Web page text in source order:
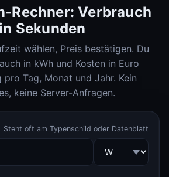
Rechner: Verbrauch
Sekunden
wählen, Preis bestätigen. Du
in kWh und Kosten in Euro
pro Tag, Monat und Jahr. Kein
keine Server-Anfragen.
Steht oft am Typenschild oder Datenblatt